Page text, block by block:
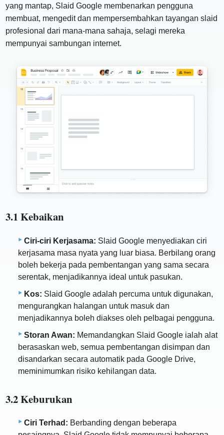
yang mantap, Slaid Google membenarkan pengguna
membuat, mengedit dan mempersembahkan tayangan slaid
profesional dari mana-mana sahaja, selagi mereka
mempunyai sambungan internet.
3.1 Kebaikan
Ciri-ciri Kerjasama: Slaid Google menyediakan ciri
kerjasama masa nyata yang luar biasa. Berbilang orang
boleh bekerja pada pembentangan yang sama secara
serentak, menjadikannya ideal untuk pasukan.
Kos: Slaid Google adalah percuma untuk digunakan,
mengurangkan halangan untuk masuk dan
menjadikannya boleh diakses oleh pelbagai pengguna.
Storan Awan: Memandangkan Slaid Google ialah alat
berasaskan web, semua pembentangan disimpan dan
disandarkan secara automatik pada Google Drive,
meminimumkan risiko kehilangan data.
3.2 Keburukan
Ciri Terhad: Berbanding dengan beberapa